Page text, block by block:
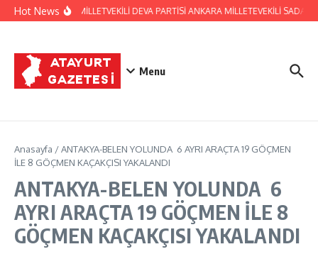
İçeriğe atla
Hot News
HATAY ESKİ MİLLETVEKİLİ DEVA PARTİSİ ANKARA MİLLETEVEKİLİ
Menu
Anasayfa /ANTAKYA-BELEN YOLUNDA 6 AYRI ARAÇTA 19 GÖÇMEN
İLE 8 GÖÇMEN KAÇAKÇISI YAKALANDI
ANTAKYA-BELEN YOLUNDA 6
AYRI ARAÇTA 19 GÖÇMEN İLE 8
GÖÇMEN KAÇAKÇISI YAKALANDI